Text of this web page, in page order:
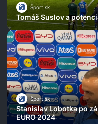
Šport.sk
Tomáš Suslov a
Šport.sk
Stanislav Lobotka po
EURO 2024